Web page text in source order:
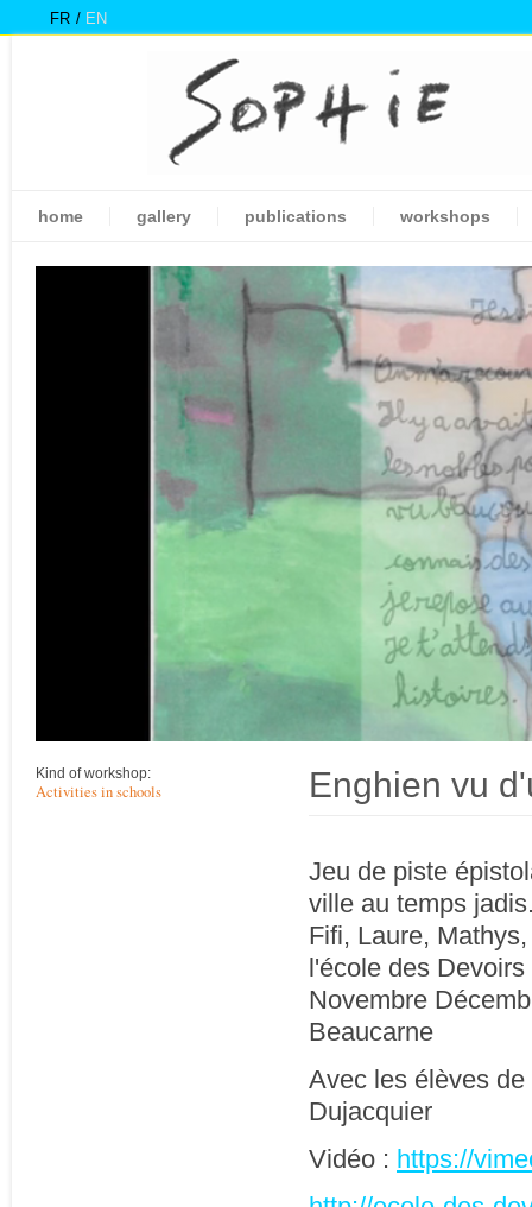
FR EN
home gallery publications workshops
Kind of workshop:
Activities in schools Enghien vu
Jeu de piste
ville au temps
Fifi, Laure,
l'école des
Novembre
Beaucarne
Avec les élèves
Dujacquier
Vidéo : https://